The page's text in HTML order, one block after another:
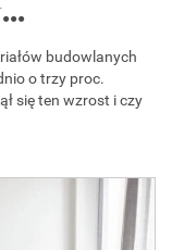
budowlanych
o trzy proc.
się ten wzrost i czy